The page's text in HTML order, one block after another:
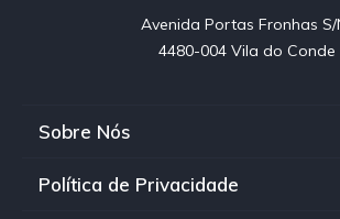
Avenida Portas Fronhas S/
4480-004 Vila do Conde
Sobre Nós
Política de Privacidade